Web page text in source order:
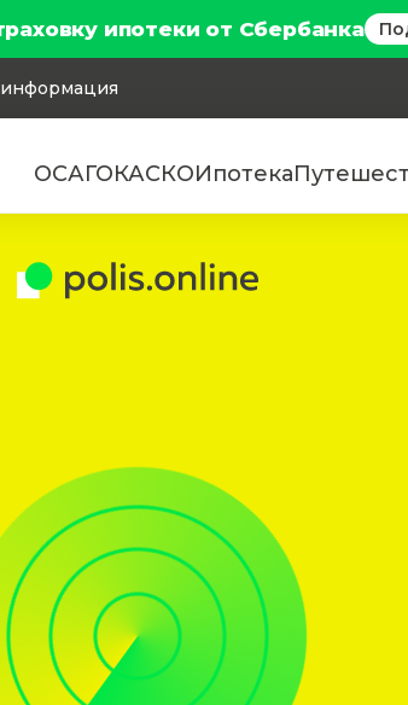
ипотеки от Сбербанка
ОСАГОКАСКОИпотека